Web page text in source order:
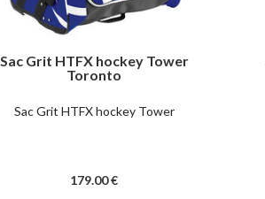
Sac Grit HTFX hockey Tower
Toronto
Sac Grit HTFX hockey Tower
179.00€